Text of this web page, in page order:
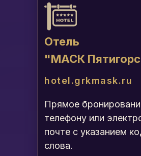
Отель
"МАСК
hotel.grkmask.ru
Прямое
телефону или
почте с указанием
слова.